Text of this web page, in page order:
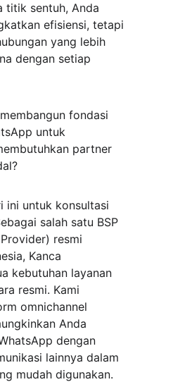
titik sentuh, Anda
efisiensi, tetapi
yang lebih
dengan setiap
fondasi
untuk
partner
ini untuk konsultasi
salah satu BSP
resmi
Kanca
kebutuhan layanan
resmi. Kami
omnichannel
Anda
dengan
lainnya dalam
mudah digunakan.